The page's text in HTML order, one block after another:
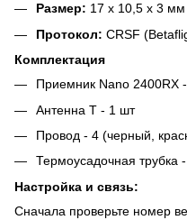
Размер: 17 х 10,5 х 3 мм
Протокол: CRSF
Комплектация
Приемник Nano 2400RX
Антенна Т - 1 шт
Провод - 4 (черный,
Термоусадочная трубка
Настройка и связь:
Сначала проверьте номер